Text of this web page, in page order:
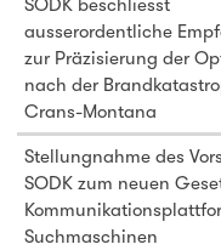
ausserordentliche
zur Präzisierung der
nach der
Crans-Montana
Stellungnahme des
SODK zum neuen
Suchmaschinen